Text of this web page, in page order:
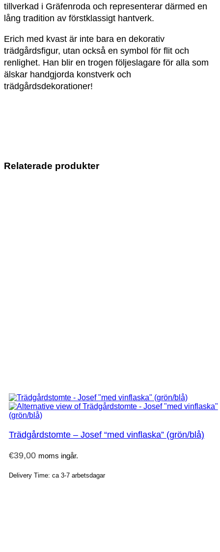
tillverkad i Gräfenroda och representerar därmed en
lång tradition av förstklassigt hantverk.
Erich med kvast är inte bara en dekorativ
trädgårdsfigur, utan också en symbol för flit och
renlighet. Han blir en trogen följeslagare för alla som
älskar handgjorda konstverk och
trädgårdsdekorationer!
Relaterade produkter
Trädgårdstomte – Josef “med vinflaska” (grön/blå)
€39,00 moms ingår.
Delivery Time: ca 3-7 arbetsdagar